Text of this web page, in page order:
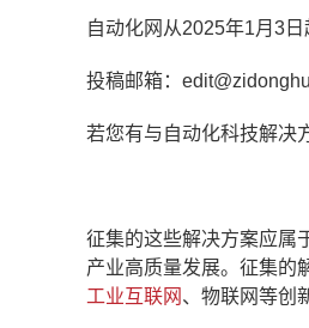
自动化网从2025年1月3
投稿邮箱：
若您有与自动化科技解决
征集的这些解决方案应属
产业高质量发展。征集的
工业互联网 、物联网等创